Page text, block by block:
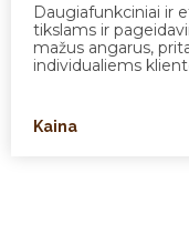
Daugiafunkciniai ir
tikslams ir
mažus angarus,
individualiems
Kaina